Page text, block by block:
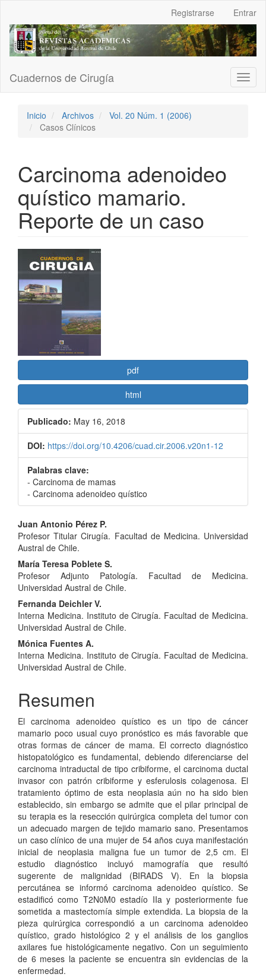
Contenido
principal
Barra
Registrarse Entrar
Cuadernos de Cirugía
Inicio Archivos
Vol. 20 Núm. 1 (2006)
Casos Clínicos
Carcinoma adenoideo
quístico mamario.
Reporte de un caso
Barra
lateral
del
artículo
pdf
html
Publicado: May 16, 2018
DOI: https://doi.org/10.4206/cuad.cir.2006.v20n1-12
Palabras clave:
- Carcinoma de mamas
- Carcinoma adenoideo quístico
Contenido
principal
del
artículo
Juan Antonio Pérez P.
Profesor Titular Cirugía. Facultad de Medicina. Universidad
Austral de Chile.
María Teresa Poblete S.
Profesor Adjunto Patología. Facultad de Medicina.
Universidad Austral de Chile.
Fernanda Deichler V.
Interna Medicina. Instituto de Cirugía. Facultad de Medicina.
Universidad Austral de Chile.
Mónica Fuentes A.
Interna Medicina. Instituto de Cirugía. Facultad de Medicina.
Universidad Austral de Chile.
Resumen
El carcinoma adenoideo quístico es un tipo de cáncer
mamario poco usual cuyo pronóstico es más favorable que
otras formas de cáncer de mama. El correcto diagnóstico
histopatológico es fundamental, debiendo diferenciarse del
carcinoma intraductal de tipo cribiforme, el carcinoma ductal
invasor con patrón cribiforme y esferulosis colagenosa. El
tratamiento óptimo de esta neoplasia aún no ha sido bien
establecido, sin embargo se admite que el pilar principal de
su terapia es la resección quirúrgica completa del tumor con
un adecuado margen de tejido mamario sano. Presentamos
un caso clínico de una mujer de 54 años cuya manifestación
inicial de neoplasia maligna fue un tumor de 2,5 cm. El
estudio diagnóstico incluyó mamografía que resultó
sugerente de malignidad (BIRADS V). En la biopsia
percutánea se informó carcinoma adenoideo quístico. Se
estadificó como T2N0M0 estadío IIa y posteriormente fue
sometida a mastectomía simple extendida. La biopsia de la
pieza quirúrgica correspondió a un carcinoma adenoideo
quístico, grado histológico 2 y el análisis de los ganglios
axilares fue histológicamente negativo. Con un seguimiento
de 6 meses la paciente se encuentra sin evidencias de la
enfermedad.